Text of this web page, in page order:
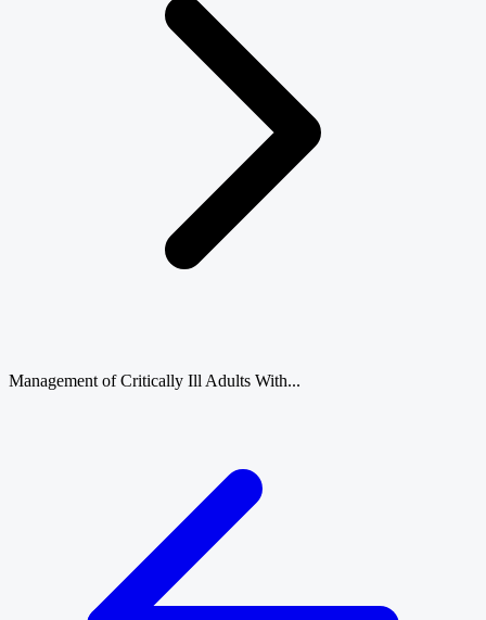
Management of Critically Ill Adults With...